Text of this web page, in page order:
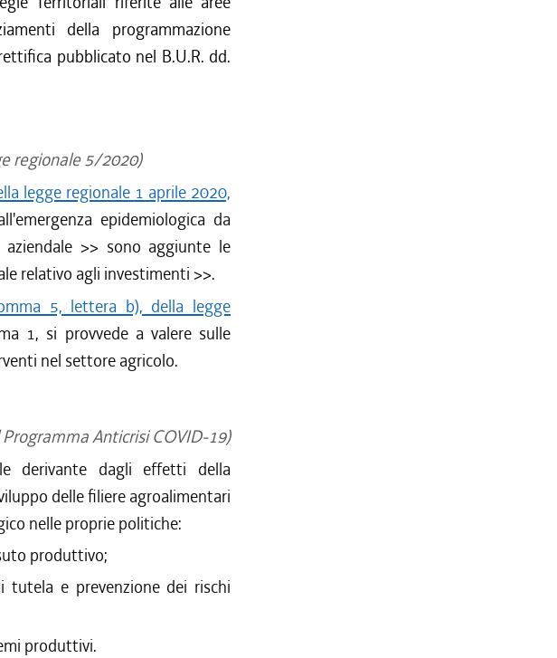
della programmazione
pubblicato nel B.U.R. dd.
regionale 5/2020)
legge regionale 1 aprile 2020,
epidemiologica da
>> sono aggiunte le
relativo agli investimenti>>.
5, lettera b), della legge
1, si provvede a valere sulle
nel settore agricolo.
Anticrisi COVID-19)
derivante dagli effetti della
delle filiere agroalimentari
nelle proprie politiche:
produttivo;
e prevenzione dei rischi
produttivi.